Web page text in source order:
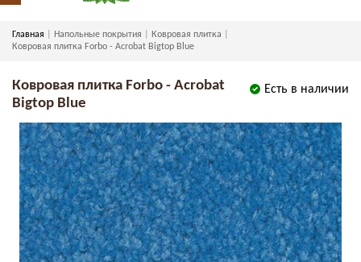
Главная Напольные покрытия
Ковровая плитка
Ковровая плитка Forbo - Acrobat Bigtop Blue
Есть в наличии
Ковровая плитка Forbo - Acrobat
Bigtop Blue